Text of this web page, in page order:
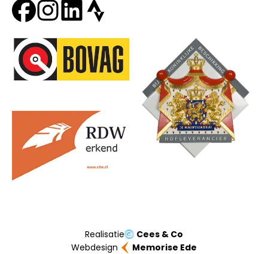
Onze partners
Realisatie
Cees & Co
Webdesign
Memorise Ede